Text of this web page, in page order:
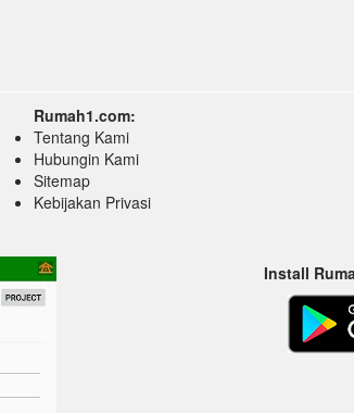
Rumah1.com:
Tentang Kami
Hubungin Kami
Sitemap
Kebijakan Privasi
Install